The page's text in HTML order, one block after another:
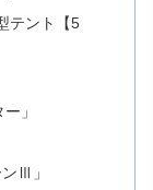
テント【5
」
Ⅲ」